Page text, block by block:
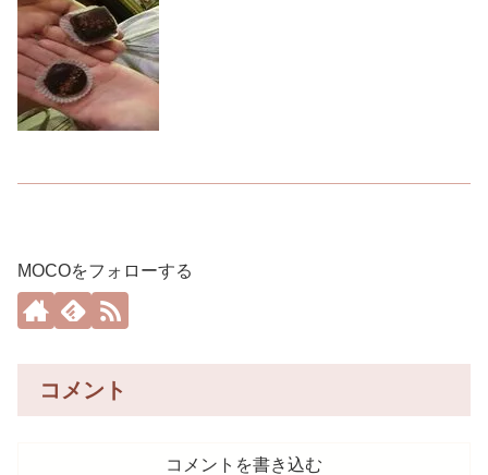
MOCOをフォローする
コメント
コメントを書き込む